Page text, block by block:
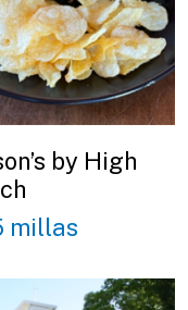
by High
millas